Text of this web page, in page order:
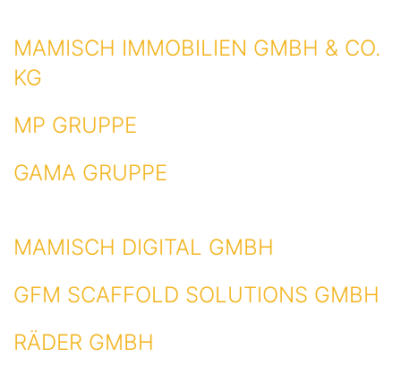
MAMISCH IMMOBILIEN GMBH & CO.
KG
MP GRUPPE
GAMA GRUPPE
MAMISCH DIGITAL GMBH
GFM SCAFFOLD SOLUTIONS GMBH
RÄDER GMBH